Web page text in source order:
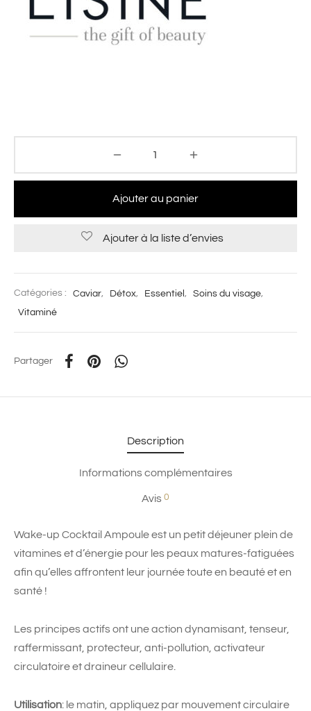
Ajouter au panier
Ajouter à la liste d’envies
Catégories : Caviar, Détox, Essentiel, Soins du visage,
Vitaminé
Partager
Description
Informations complémentaires
Avis 0
Wake-up Cocktail Ampoule est un petit déjeuner plein de
vitamines et d’énergie pour les peaux matures-fatiguées
afin qu’elles affrontent leur journée toute en beauté et en
santé !
Les principes actifs ont une action dynamisant, tenseur,
raffermissant, protecteur, anti-pollution, activateur
circulatoire et draineur cellulaire.
Utilisation: le matin, appliquez par mouvement circulaire